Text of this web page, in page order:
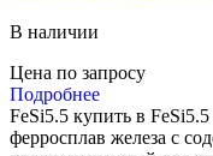
В наличии
Цена по запросу
Подробнее
FeSi5.5 купить в
ферросплав железа с